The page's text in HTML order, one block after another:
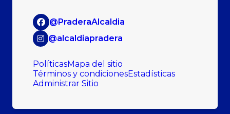
@PraderaAlcaldia
@alcaldiapradera
PolíticasMapa del sitio
Términos y condicionesEstadísticas
Administrar Sitio